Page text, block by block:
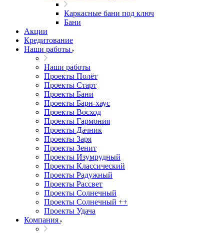
Каркасные бани под ключ
Бани
Акции
Кредитование
Наши работы
Наши работы
Проекты Полёт
Проекты Старт
Проекты Бани
Проекты Барн-хаус
Проекты Восход
Проекты Гармония
Проекты Дачник
Проекты Заря
Проекты Зенит
Проекты Изумрудный
Проекты Классический
Проекты Радужный
Проекты Рассвет
Проекты Солнечный
Проекты Солнечный ++
Проекты Удача
Компания